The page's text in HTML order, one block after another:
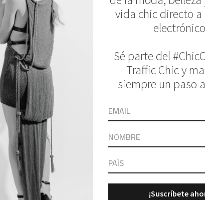
2025 – SEGUNDA RONDA DE DESFILES